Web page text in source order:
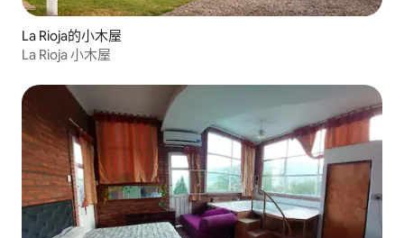
La Rioja的小木屋
La Rioja 小木屋